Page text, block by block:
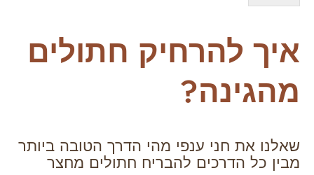
איך להרחיק חתולים
מהגינה?
שאלנו את חני ענפי מהי הדרך הטובה ביותר
מבין כל הדרכים להבריח חתולים מחצר